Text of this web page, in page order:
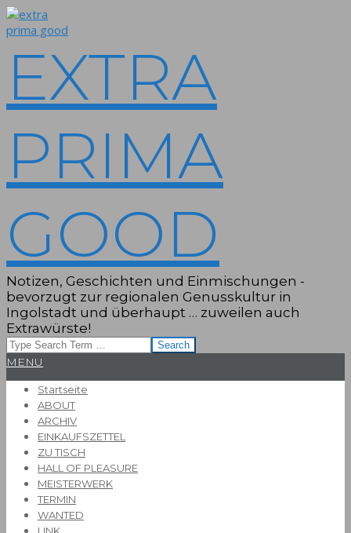
Skip
to
EXTRA
PRIMA
GOOD
Notizen, Geschichten und Einmischungen -
bevorzugt zur regionalen Genusskultur in
Ingolstadt und überhaupt … zuweilen auch
Extrawürste!
Search
Primary
Menu
MENU
Startseite
ABOUT
ARCHIV
EINKAUFSZETTEL
ZU TISCH
HALL OF PLEASURE
MEISTERWERK
TERMIN
WANTED